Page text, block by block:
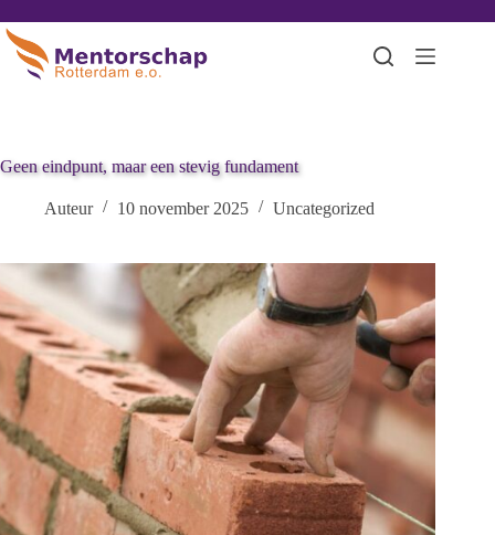
Geen eindpunt, maar een stevig fundament
Auteur 10 november 2025 Uncategorized